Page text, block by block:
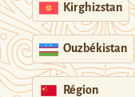
Kirghizstan
Ouzbékistan
Région